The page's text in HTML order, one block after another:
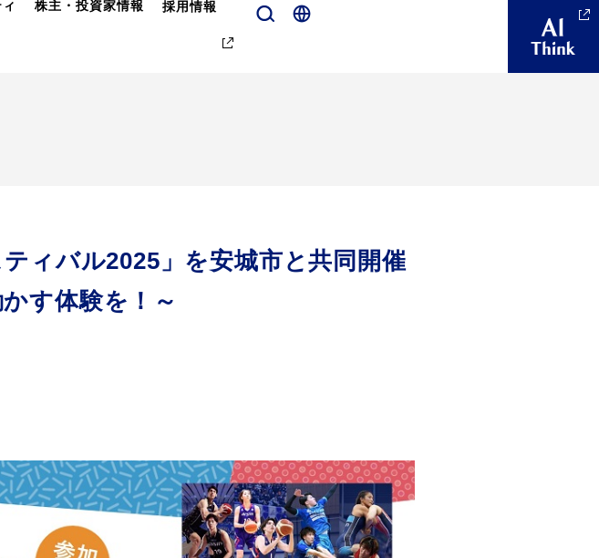
株主・投資家情報 採用情報
ィバル2025」を安城市と共同開催
す体験を！～